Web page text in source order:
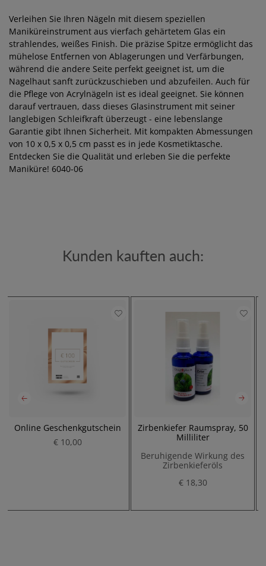
Verleihen Sie Ihren Nägeln mit diesem speziellen
Maniküreinstrument aus vierfach gehärtetem Glas ein
strahlendes, weißes Finish. Die präzise Spitze ermöglicht das
mühelose Entfernen von Ablagerungen und Verfärbungen,
während die andere Seite perfekt geeignet ist, um die
Nagelhaut sanft zurückzuschieben und abzufeilen. Auch für
die Pflege von Acrylnägeln ist es ideal geeignet. Sie können
darauf vertrauen, dass dieses Glasinstrument mit seiner
langlebigen Schleifkraft überzeugt - eine lebenslange
Garantie gibt Ihnen Sicherheit. Mit kompakten Abmessungen
von 10 x 0,5 x 0,5 cm passt es in jede Kosmetiktasche.
Entdecken Sie die Qualität und erleben Sie die perfekte
Maniküre! 6040-06
Kunden kauften auch:
Online Geschenkgutschein
€ 10,00
Zirbenkiefer Raumspray, 50
Milliliter
Beruhigende Wirkung des
Zirbenkieferöls
€ 18,30
e
e